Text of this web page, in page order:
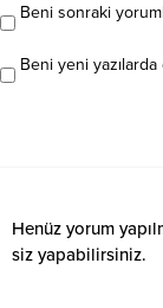
Beni sonraki
Beni yeni
Henüz yorum
siz yapabilirsiniz.